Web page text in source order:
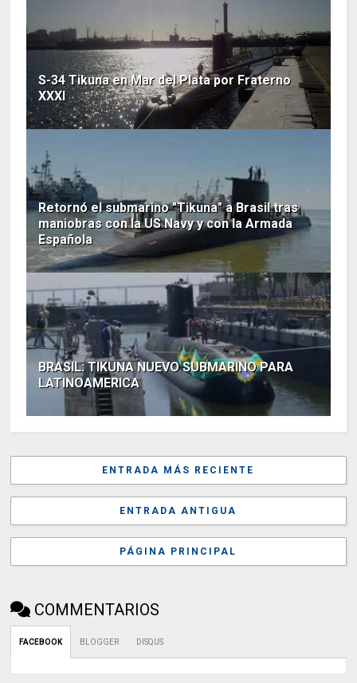
S-34 Tikuna en Mar del Plata por Fraterno
XXXI
Retornó el submarino "Tikuna" a Brasil tras
maniobras con la US Navy y con la Armada
Española
BRASIL: TIKUNA NUEVO SUBMARINO PARA
LATINOAMERICA
ENTRADA MÁS RECIENTE
ENTRADA ANTIGUA
PÁGINA PRINCIPAL
COMMENTARIOS
FACEBOOK BLOGGER DISQUS